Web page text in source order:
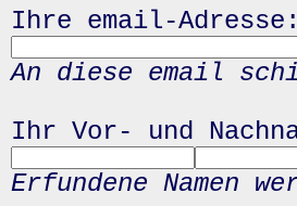
Ihre email-Adresse:
An diese email
Ihr Vor- und
Erfundene Namen